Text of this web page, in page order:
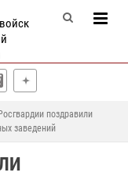
поздравили
заведений